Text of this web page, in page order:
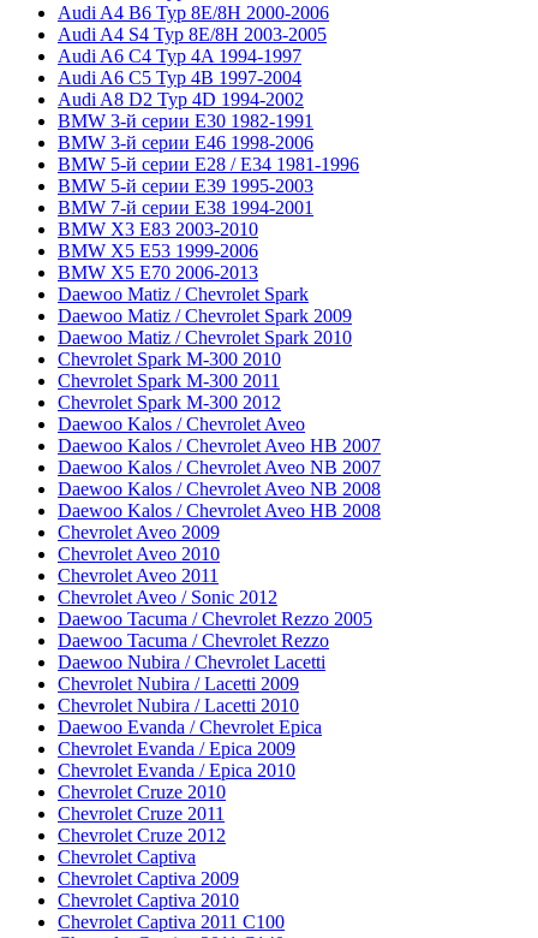
Audi A4 B6 Typ 8E/8H 2000-2006
Audi A4 S4 Typ 8E/8H 2003-2005
Audi A6 C4 Typ 4A 1994-1997
Audi A6 C5 Typ 4B 1997-2004
Audi A8 D2 Typ 4D 1994-2002
BMW 3-й серии E30 1982-1991
BMW 3-й серии E46 1998-2006
BMW 5-й серии E28 / E34 1981-1996
BMW 5-й серии E39 1995-2003
BMW 7-й серии E38 1994-2001
BMW X3 E83 2003-2010
BMW X5 E53 1999-2006
BMW X5 E70 2006-2013
Daewoo Matiz / Chevrolet Spark
Daewoo Matiz / Chevrolet Spark 2009
Daewoo Matiz / Chevrolet Spark 2010
Chevrolet Spark M-300 2010
Chevrolet Spark M-300 2011
Chevrolet Spark M-300 2012
Daewoo Kalos / Chevrolet Aveo
Daewoo Kalos / Chevrolet Aveo HB 2007
Daewoo Kalos / Chevrolet Aveo NB 2007
Daewoo Kalos / Chevrolet Aveo NB 2008
Daewoo Kalos / Chevrolet Aveo HB 2008
Chevrolet Aveo 2009
Chevrolet Aveo 2010
Chevrolet Aveo 2011
Chevrolet Aveo / Sonic 2012
Daewoo Tacuma / Chevrolet Rezzo 2005
Daewoo Tacuma / Chevrolet Rezzo
Daewoo Nubira / Chevrolet Lacetti
Chevrolet Nubira / Lacetti 2009
Chevrolet Nubira / Lacetti 2010
Daewoo Evanda / Chevrolet Epica
Chevrolet Evanda / Epica 2009
Chevrolet Evanda / Epica 2010
Chevrolet Cruze 2010
Chevrolet Cruze 2011
Chevrolet Cruze 2012
Chevrolet Captiva
Chevrolet Captiva 2009
Chevrolet Captiva 2010
Chevrolet Captiva 2011 C100